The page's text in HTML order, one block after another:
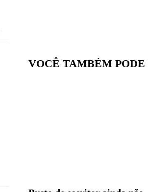
VOCÊ TAMBÉM PODE